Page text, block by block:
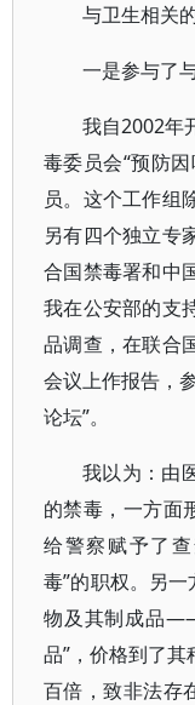
与卫生相关
一是参与了
我自2002年
毒委员会“预防
员。这个工作组
另有四个独立专
合国禁毒署和中
我在公安部的支
品调查，在联合
会议上作报告，
论坛”。
我以为：由
的禁毒，一方面
给警察赋予了
毒”的职权。另
物及其制成品
品”，价格到了
百倍，致非法存